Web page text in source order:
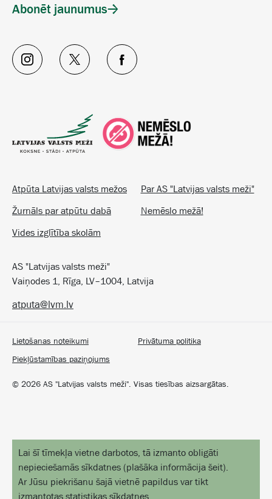
Atpūta Latvijas valsts mežos
Par AS "Latvijas valsts meži"
Žurnāls par atpūtu dabā
Nemēslo mežā!
Vides izglītība skolām
AS "Latvijas valsts meži"
Vaiņodes 1, Rīga, LV–1004, Latvija
Abonēt jaunumus
© 2026 AS "Latvijas valsts meži". Visas tiesības aizsargātas.
Lietošanas noteikumi
Privātuma politika
Piekļūstamības paziņojums
atputa@lvm.lv
Lai šī tīmekļa vietne darbotos, tā izmanto obligāti
nepieciešamās sīkdatnes (plašāka informācija šeit).
Ar Jūsu piekrišanu šajā vietnē papildus var tikt
izmantotas statistikas sīkdatnes.